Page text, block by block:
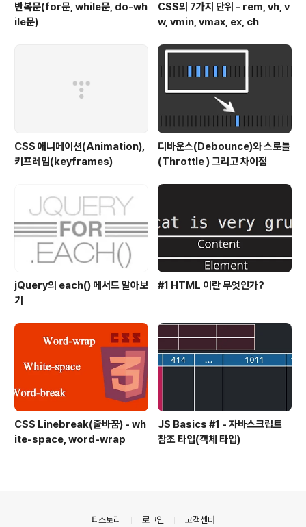
반복문(for문, while문, do-wh
ile문)
CSS의 7가지 단위 - rem, vh, v
w, vmin, vmax, ex, ch
CSS 애니메이션(Animation),
키프레임(keyframes)
디바운스(Debounce)와 스로틀
(Throttle ) 그리고 차이점
jQuery의 each() 메서드 알아보
기
#1 HTML 이란 무엇인가?
CSS Linebreak(줄바꿈) - wh
ite-space, word-wrap
JS Basics #1 - 자바스크립트
참조 타입(객체 타입)
티스토리 로그인 고객센터